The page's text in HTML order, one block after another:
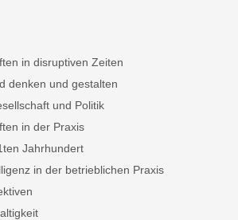
in disruptiven Zeiten
denken und gestalten
und Politik
in der Praxis
Jahrhundert
in der betrieblichen Praxis